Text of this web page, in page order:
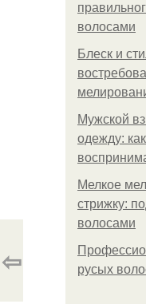
волосами
Блеск и
Мужской
одежду:
Мелкое
стрижку:
волосами
русых
⇦